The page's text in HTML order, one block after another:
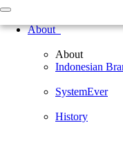
About
About
Indonesian
SystemEver
History
Indonesian
SystemEver
Solution
Accounting